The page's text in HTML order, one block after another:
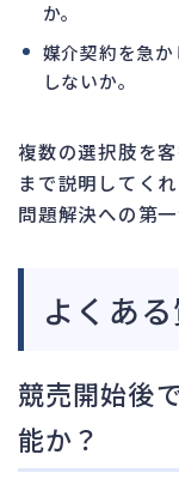
か。
媒介契約を急
しないか。
複数の選択肢を
まで説明してく
問題解決への第一
よくあ
競売開始後
能か？